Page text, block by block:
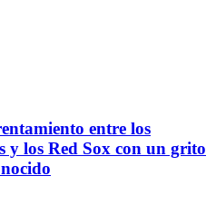
entre los
y los Red Sox con un grito